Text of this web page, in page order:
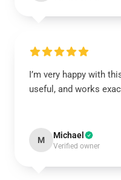
I’m very happy with
useful, and works
M Michael
Verified owner